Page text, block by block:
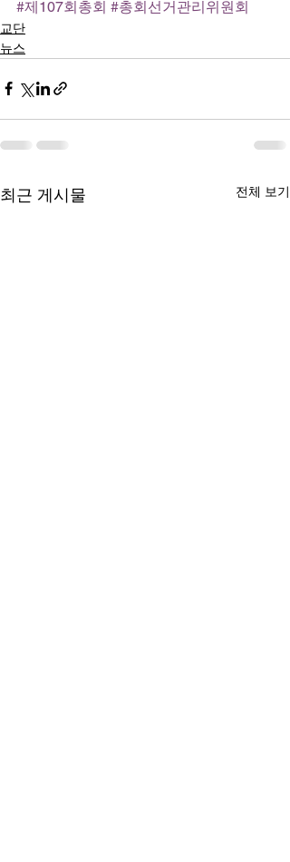
#제107회총회 #총회선거관리위원회
교단
뉴스
최근 게시물 전체 보기